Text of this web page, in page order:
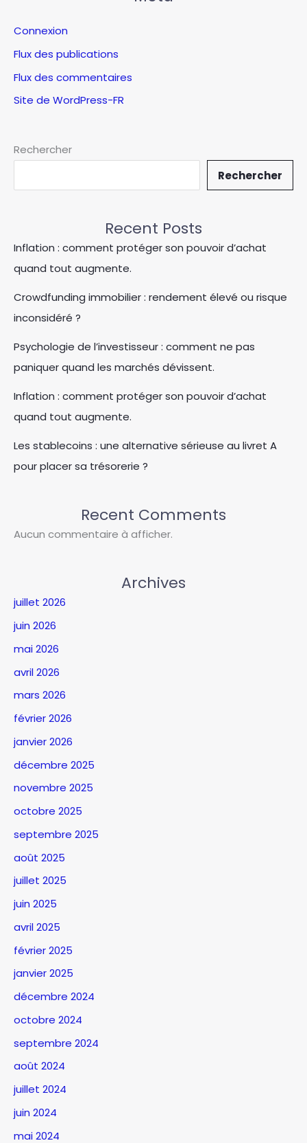
Connexion
Flux des publications
Flux des commentaires
Site de WordPress-FR
Rechercher
Rechercher
Recent Posts
Inflation : comment protéger son pouvoir d’achat
quand tout augmente.
Crowdfunding immobilier : rendement élevé ou risque
inconsidéré ?
Psychologie de l’investisseur : comment ne pas
paniquer quand les marchés dévissent.
Inflation : comment protéger son pouvoir d’achat
quand tout augmente.
Les stablecoins : une alternative sérieuse au livret A
pour placer sa trésorerie ?
Recent Comments
Aucun commentaire à afficher.
Archives
juillet 2026
juin 2026
mai 2026
avril 2026
mars 2026
février 2026
janvier 2026
décembre 2025
novembre 2025
octobre 2025
septembre 2025
août 2025
juillet 2025
juin 2025
avril 2025
février 2025
janvier 2025
décembre 2024
octobre 2024
septembre 2024
août 2024
juillet 2024
juin 2024
mai 2024